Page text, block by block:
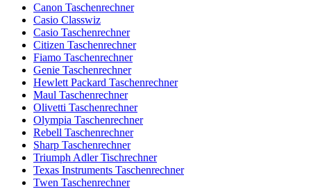
Canon Taschenrechner
Casio Classwiz
Casio Taschenrechner
Citizen Taschenrechner
Fiamo Taschenrechner
Genie Taschenrechner
Hewlett Packard Taschenrechner
Maul Taschenrechner
Olivetti Taschenrechner
Olympia Taschenrechner
Rebell Taschenrechner
Sharp Taschenrechner
Triumph Adler Tischrechner
Texas Instruments Taschenrechner
Twen Taschenrechner